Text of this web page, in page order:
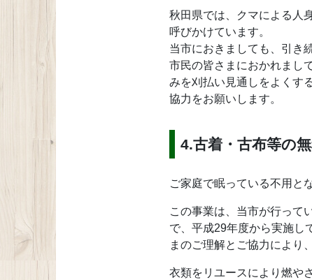
秋田県では、クマによる人
呼びかけています。
当市におきましても、引き
市民の皆さまにおかれまし
みを刈払い見通しをよくす
協力をお願いします。
4.古着・古布等の
ご家庭で眠っている不用と
この事業は、当市が行って
で、平成29年度から実施し
まのご理解とご協力により
衣類をリユースにより燃や